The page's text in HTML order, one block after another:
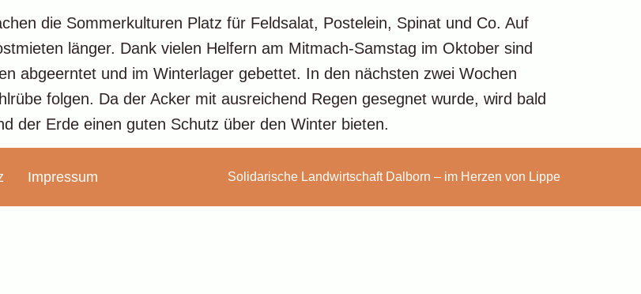
die Sommerkulturen Platz für Feldsalat, Postelein, Spinat und Co. Auf
länger. Dank vielen Helfern am Mitmach-Samstag im Oktober sind
abgeerntet und im Winterlager gebettet. In den nächsten zwei Wochen
folgen. Da der Acker mit ausreichend Regen gesegnet wurde, wird bald
der Erde einen guten Schutz über den Winter bieten.
Solidarische Landwirtschaft Dalborn – im Herzen von Lippe
Impressum